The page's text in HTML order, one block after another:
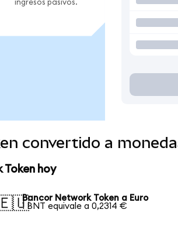
ingresos pasivos.
convertido a
hoy
Bancor Network Token a Euro
1 BNT equivale a 0,2314 €